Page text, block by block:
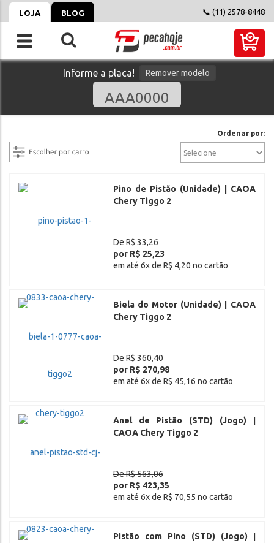
LOJA BLOG 📞 (11) 2578-8448
Informe a placa! Remover modelo
Ordenar por:
Pino de Pistão (Unidade) | CAOA
Chery Tiggo 2
De R$ 33,26
por R$ 25,23
em até 6x de R$ 4,20 no cartão
Biela do Motor (Unidade) | CAOA
Chery Tiggo 2
De R$ 360,40
por R$ 270,98
em até 6x de R$ 45,16 no cartão
Anel de Pistão (STD) (Jogo) |
CAOA Chery Tiggo 2
De R$ 563,06
por R$ 423,35
em até 6x de R$ 70,55 no cartão
Pistão com Pino (STD) (Jogo) |